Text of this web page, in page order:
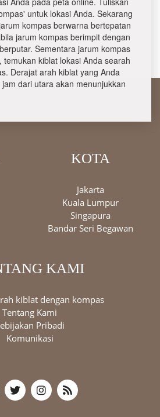
untuk lokasi Anda. Sekarang
kompas berwarna bertepatan
jarum kompas berimpit dengan
Sementara jarum kompas
kiblat lokasi Anda searah
Derajat arah kiblat yang Anda
dari utara akan menunjukkan
KOTA
Jakarta
Kuala Lumpur
Singapura
Bandar Seri Begawan
KAMI
kiblat dengan kompas
Tentang Kami
Pribadi
Komunikasi